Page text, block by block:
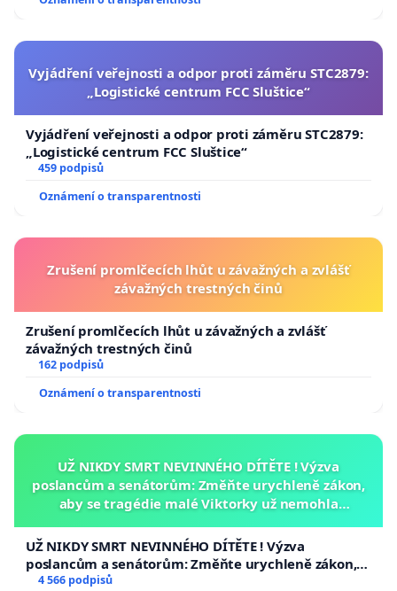
Vyjádření veřejnosti a odpor proti záměru STC2879:
„Logistické centrum FCC Sluštice“
Vyjádření veřejnosti a odpor proti záměru STC2879:
„Logistické centrum FCC Sluštice“
459 podpisů
Oznámení o transparentnosti
Zrušení promlčecích lhůt u závažných a zvlášť
závažných trestných činů
Zrušení promlčecích lhůt u závažných a zvlášť
závažných trestných činů
162 podpisů
Oznámení o transparentnosti
UŽ NIKDY SMRT NEVINNÉHO DÍTĚTE ! Výzva
poslancům a senátorům: Změňte urychleně zákon,
aby se tragédie malé Viktorky už nemohla
UŽ NIKDY SMRT NEVINNÉHO DÍTĚTE ! Výzva
poslancům a senátorům: Změňte urychleně zákon,
aby se tragédie malé Viktorky už nemohla opakovat!
4 566 podpisů